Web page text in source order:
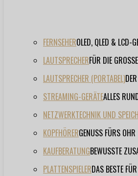
FERNSEHEROLED, QLED & LCD-
LAUTSPRECHERFÜR DIE
LAUTSPRECHER (PORTABEL)
STREAMING-GERÄTEALLES
NETZWERKTECHNIK UND
KOPFHÖRERGENUSS FÜRS OHR
KAUFBERATUNGBEWUSSTE
PLATTENSPIELERDAS BESTE